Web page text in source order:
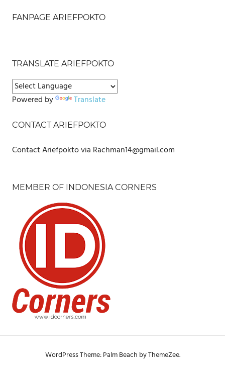
FANPAGE ARIEFPOKTO
TRANSLATE ARIEFPOKTO
Powered by Translate
CONTACT ARIEFPOKTO
Contact Ariefpokto via Rachman14@gmail.com
MEMBER OF INDONESIA CORNERS
WordPress Theme: Palm Beach by ThemeZee.